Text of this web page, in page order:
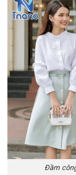
Đầm